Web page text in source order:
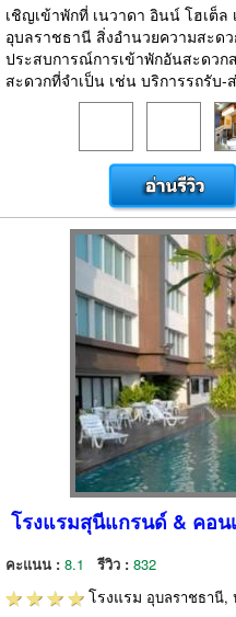
เชิญเข้าพักที่ เนวาดา อินน์ โฮเต็
อุบลราชธานี สิ่งอำนวยความสะด
ประสบการณ์การเข้าพักอันสะดวก
สะดวกที่จำเป็น เช่น บริการรถรับ-
โรงแรมสุนีแกรนด์ & คอน
คะแนน : 8.1 รีวิว : 832
โรงแรม อุบลราชธานี,